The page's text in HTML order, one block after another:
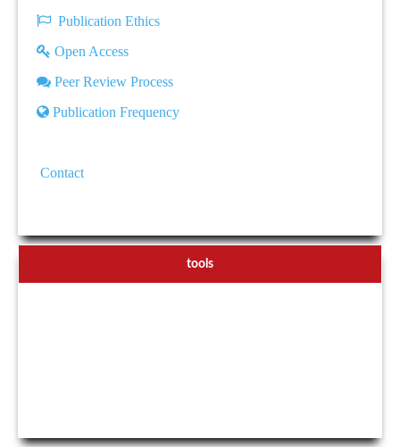
Publication Ethics
Open Access
Peer Review Process
Publication Frequency
Contact
tools